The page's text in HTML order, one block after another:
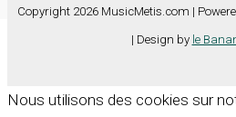
Copyright 2026 MusicMetis.com |
| Design by le
Nous utilisons des cookies sur